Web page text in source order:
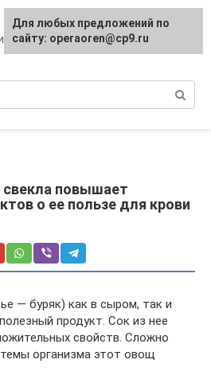
сосудов и сердца,
повышает
о ее пользе для крови
— буряк) как в сыром, так и
продукт. Сок из нее
свойств. Сложно
организма этот овощ
Для любых предложений по
сайту: operaoren@cp9.ru